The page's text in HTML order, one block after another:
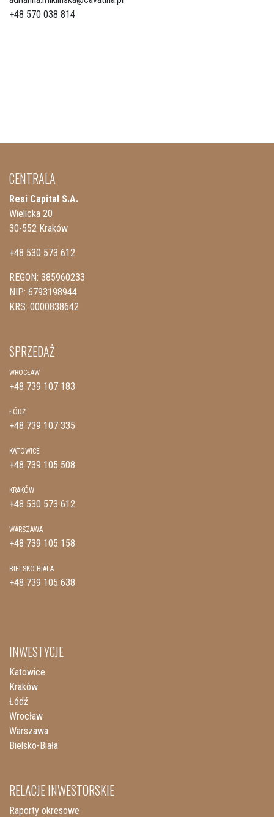
+48 570 038 814
CENTRALA
Resi Capital S.A.
Wielicka 20
30-552 Kraków
+48 530 573 612
REGON: 385960233
NIP: 6793198944
KRS: 0000838642
SPRZEDAŻ
WROCŁAW
+48 739 107 183
ŁÓDŹ
+48 739 107 335
KATOWICE
+48 739 105 508
KRAKÓW
+48 530 573 612
WARSZAWA
+48 739 105 158
BIELSKO-BIAŁA
+48 739 105 638
INWESTYCJE
Katowice
Kraków
Łódź
Wrocław
Warszawa
Bielsko-Biała
RELACJE INWESTORSKIE
Raporty okresowe